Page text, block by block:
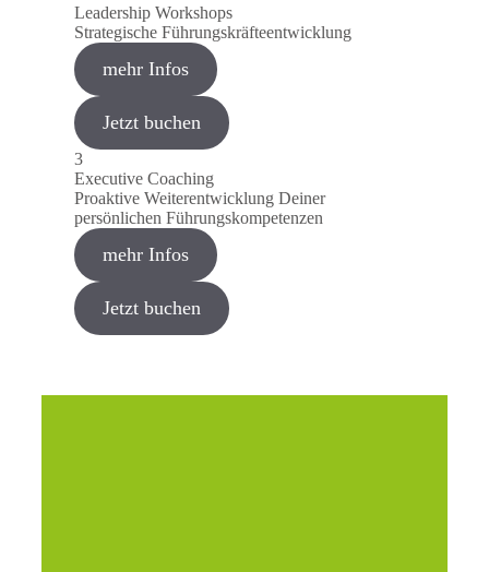
Leadership Workshops
Strategische Führungskräfteentwicklung
mehr Infos
Jetzt buchen
3
Executive Coaching
Proaktive Weiterentwicklung Deiner
persönlichen Führungskompetenzen
mehr Infos
Jetzt buchen